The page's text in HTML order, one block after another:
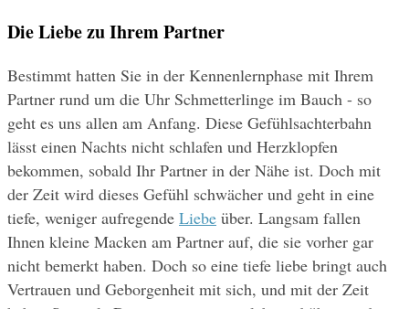
Die Liebe zu Ihrem Partner
Bestimmt hatten Sie in der Kennenlernphase mit Ihrem
Partner rund um die Uhr Schmetterlinge im Bauch - so
geht es uns allen am Anfang. Diese Gefühlsachterbahn
lässt einen Nachts nicht schlafen und Herzklopfen
bekommen, sobald Ihr Partner in der Nähe ist. Doch mit
der Zeit wird dieses Gefühl schwächer und geht in eine
tiefe, weniger aufregende Liebe über. Langsam fallen
Ihnen kleine Macken am Partner auf, die sie vorher gar
nicht bemerkt haben. Doch so eine tiefe liebe bringt auch
Vertrauen und Geborgenheit mit sich, und mit der Zeit